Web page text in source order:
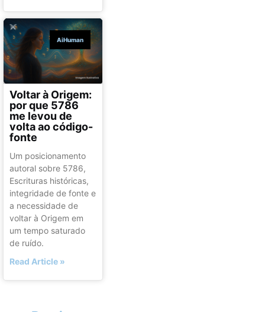
AiHuman
Voltar à Origem:
por que 5786
me levou de
volta ao código-
fonte
Um posicionamento
autoral sobre 5786,
Escrituras históricas,
integridade de fonte e
a necessidade de
voltar à Origem em
um tempo saturado
de ruído.
Read Article »